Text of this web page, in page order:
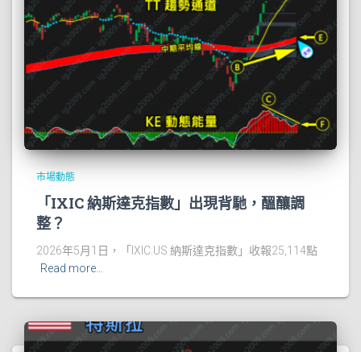
市場動態
「IXIC 納斯達克指數」出現背馳，醞釀調
整？
2026年5月1日，「IXIC.US 納斯達克指數」收報25,114點
Read more…